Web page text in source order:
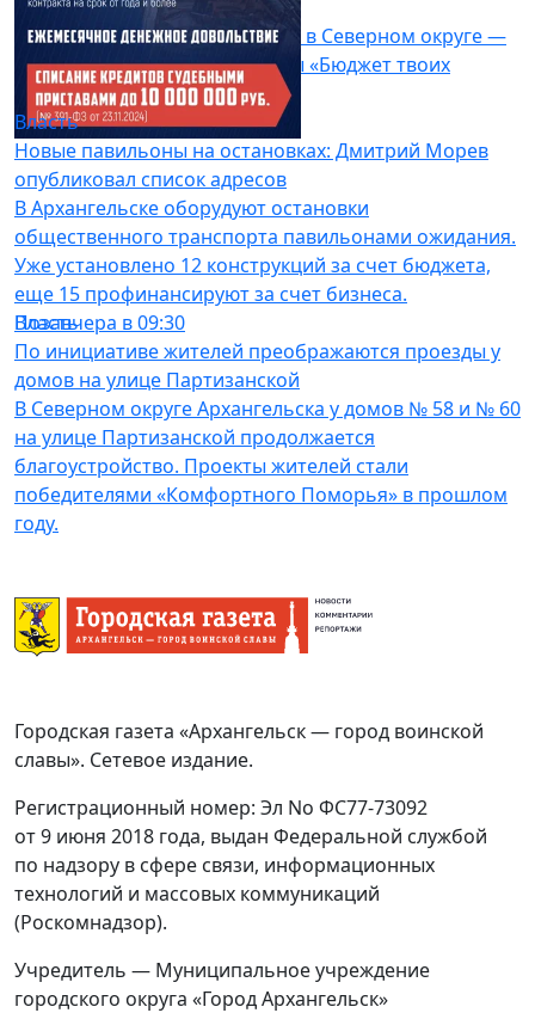
Архангельска
Детский сад № 94 «Лесовичок» в Северном округе —
опытный участник программы «Бюджет твоих
возможностей».
Власть
Позавчера в 08:33
Новые павильоны на остановках: Дмитрий Морев
опубликовал список адресов
В Архангельске оборудуют остановки
общественного транспорта павильонами ожидания.
Уже установлено 12 конструкций за счет бюджета,
еще 15 профинансируют за счет бизнеса.
Власть
Позавчера в 09:30
По инициативе жителей преображаются проезды у
домов на улице Партизанской
В Северном округе Архангельска у домов № 58 и № 60
на улице Партизанской продолжается
благоустройство. Проекты жителей стали
победителями «Комфортного Поморья» в прошлом
году.
Городская газета «Архангельск — город воинской
славы». Сетевое издание.
Регистрационный номер: Эл No ФС77-73092
от 9 июня 2018 года, выдан Федеральной службой
по надзору в сфере связи, информационных
технологий и массовых коммуникаций
(Роскомнадзор).
Учредитель — Муниципальное учреждение
городского округа «Город Архангельск»